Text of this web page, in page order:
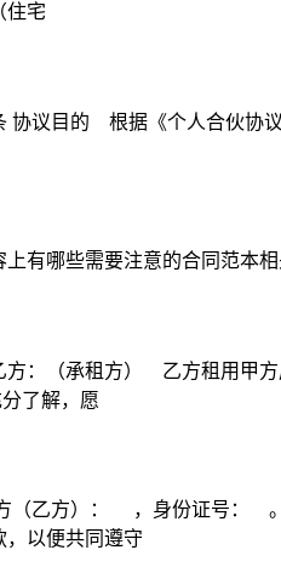
住宅
目的 根据《个人合伙协议
有哪些需要注意的合同范本
：（承租方） 乙方租用甲
了解，愿
方）： ，身份证号： 。
，以便共同遵守